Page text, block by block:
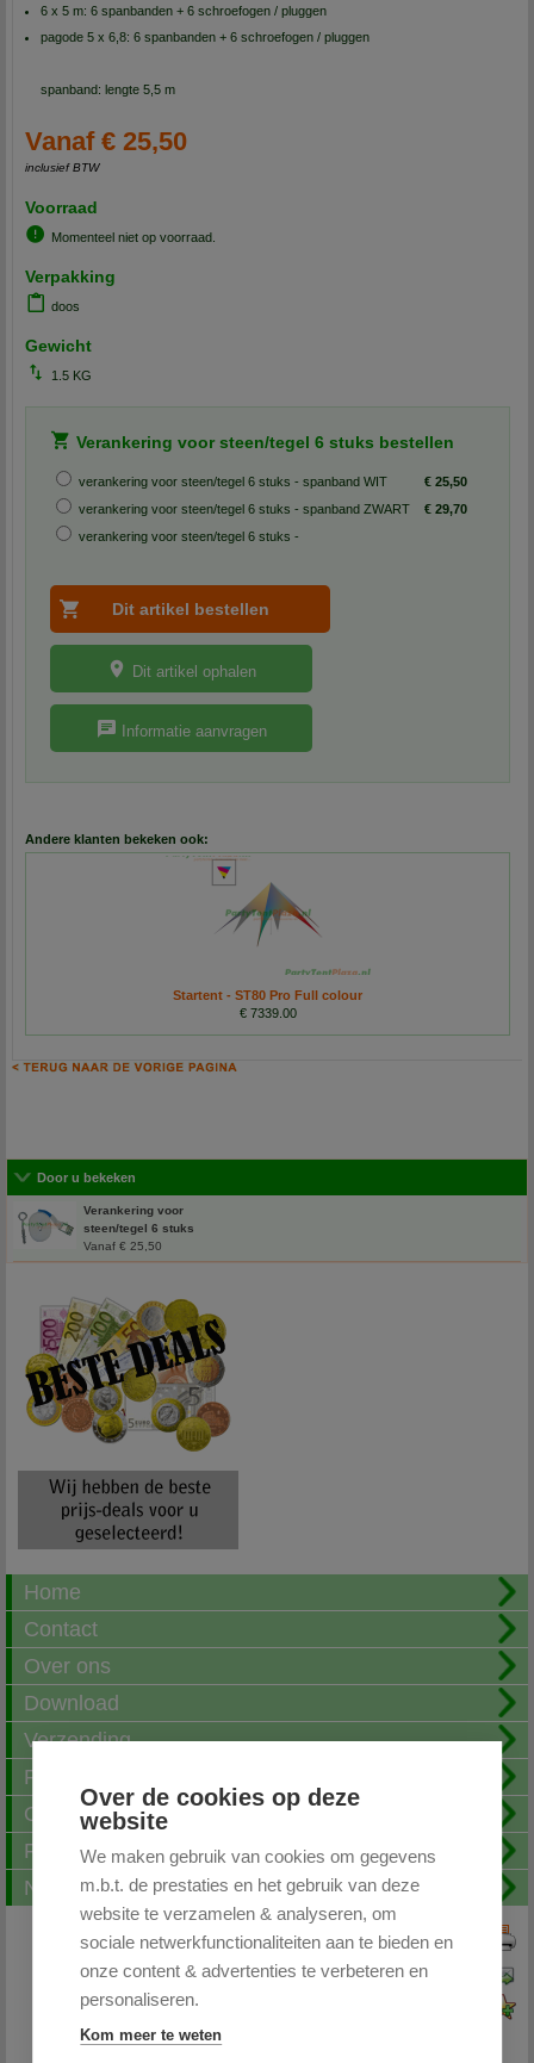
Over de cookies op deze
website
We maken gebruik van cookies om gegevens
m.b.t. de prestaties en het gebruik van deze
website te verzamelen & analyseren, om
sociale netwerkfunctionaliteiten aan te bieden en
onze content & advertenties te verbeteren en
personaliseren.
Kom meer te weten
6 x 5 m: 6 spanbanden + 6 schroefogen / pluggen
pagode 5 x 6,8: 6 spanbanden + 6 schroefogen / pluggen
spanband: lengte 5,5 m
Vanaf € 25,50
inclusief BTW
Voorraad
Momenteel niet op voorraad.
Verpakking
doos
Gewicht
1.5 KG
Verankering voor steen/tegel 6 stuks bestellen
verankering voor steen/tegel 6 stuks - spanband WIT
€ 25,50
verankering voor steen/tegel 6 stuks - spanband ZWART
€ 29,70
verankering voor steen/tegel 6 stuks -
Dit artikel ophalen
Informatie aanvragen
Andere klanten bekeken ook:
Startent - ST80 Pro Full colour
€ 7339.00
Door u bekeken
Verankering voor
steen/tegel 6 stuks
Vanaf € 25,50
Home
Contact
Over ons
Download
Verzending
Fotoalbum
Openingstijden
FAQ
Nieuwsbrief
Print deze pagina
Pagina doorsturen